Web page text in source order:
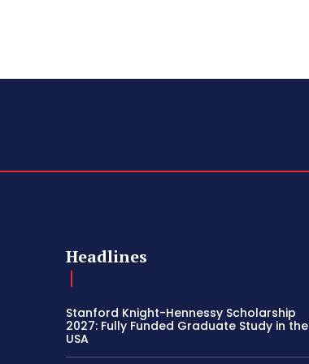
Headlines
Stanford Knight-Hennessy Scholarship
2027: Fully Funded Graduate Study in the
USA